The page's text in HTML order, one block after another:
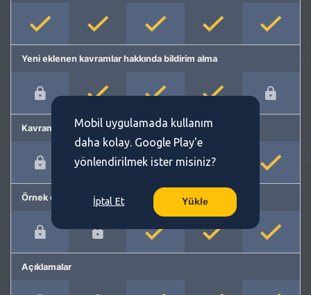
Yeni eklenen kavramlar hakkında bildirim alma
Kavram önerme
Örnek cümleler
Açıklamalar
Mobil uygulamada kullanım
daha kolay. Google Play'e
yönlendirilmek ister misiniz?
İptal Et Yükle